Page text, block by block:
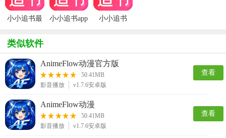
小小追书最
小小追书app
小小追书
类似软件
AnimeFlow动漫官方版
50.41MB
影音播放
v1.7.6安卓版
查看
AnimeFlow动漫
50.41MB
影音播放
v1.7.6安卓版
查看